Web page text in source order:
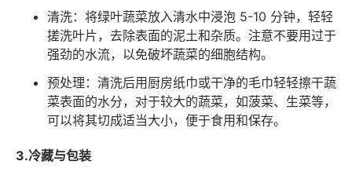
清洗：将绿叶蔬菜放入清水中浸泡 5-10 分钟，轻轻
搓洗叶片，去除表面的泥土和杂质。注意不要用过于
强劲的水流，以免破坏蔬菜的细胞结构。
预处理：清洗后用厨房纸巾或干净的毛巾轻轻擦干蔬
菜表面的水分，对于较大的蔬菜，如菠菜、生菜等，
可以将其切成适当大小，便于食用和保存。
3.冷藏与包装